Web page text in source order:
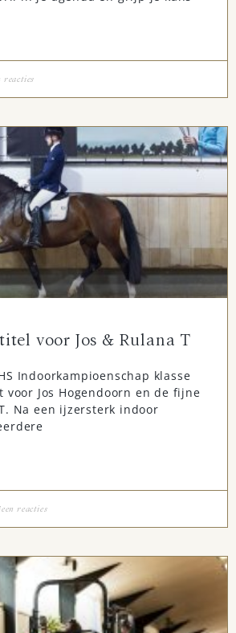
reacties
voor Jos & Rulana T
Indoorkampioenschap klasse
voor Jos Hogendoorn en de fijne
Na een ijzersterk indoor
reacties